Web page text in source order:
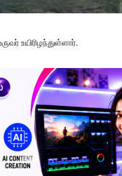
உயிரிழந்துள்ளார்.